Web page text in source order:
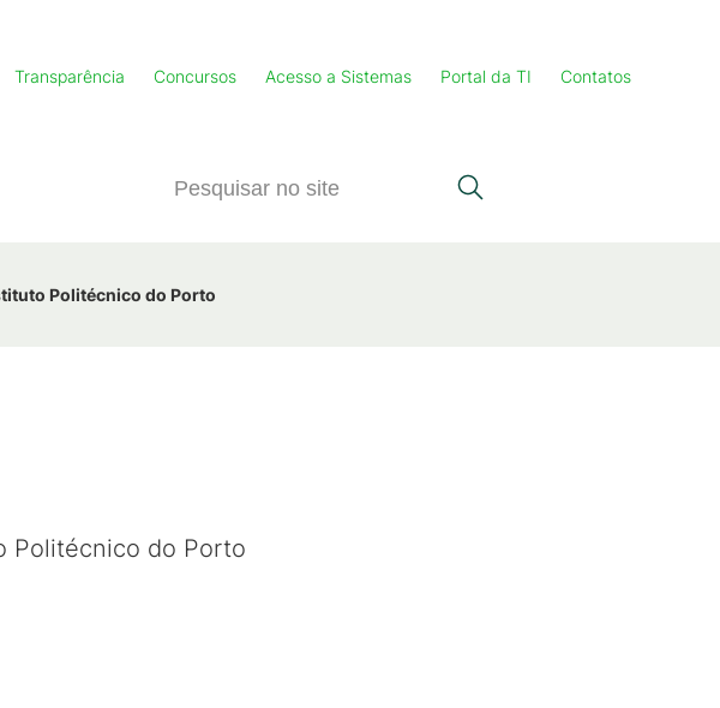
Transparência Concursos Acesso a Sistemas Portal da TI Contatos
Politécnico do Porto
Politécnico do Porto